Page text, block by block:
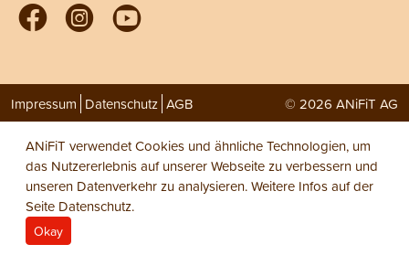
Impressum Datenschutz AGB © 2026 ANiFiT AG
ANiFiT verwendet Cookies und ähnliche Technologien, um
das Nutzererlebnis auf unserer Webseite zu verbessern und
unseren Datenverkehr zu analysieren. Weitere Infos auf der
Seite Datenschutz.
Okay